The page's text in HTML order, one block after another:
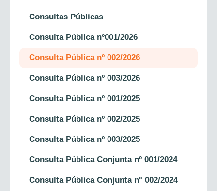
Consultas Públicas
Consulta Pública nº001/2026
Consulta Pública nº 002/2026
Consulta Pública nº 003/2026
Consulta Pública nº 001/2025
Consulta Pública nº 002/2025
Consulta Pública nº 003/2025
Consulta Pública Conjunta nº 001/2024
Consulta Pública Conjunta n° 002/2024